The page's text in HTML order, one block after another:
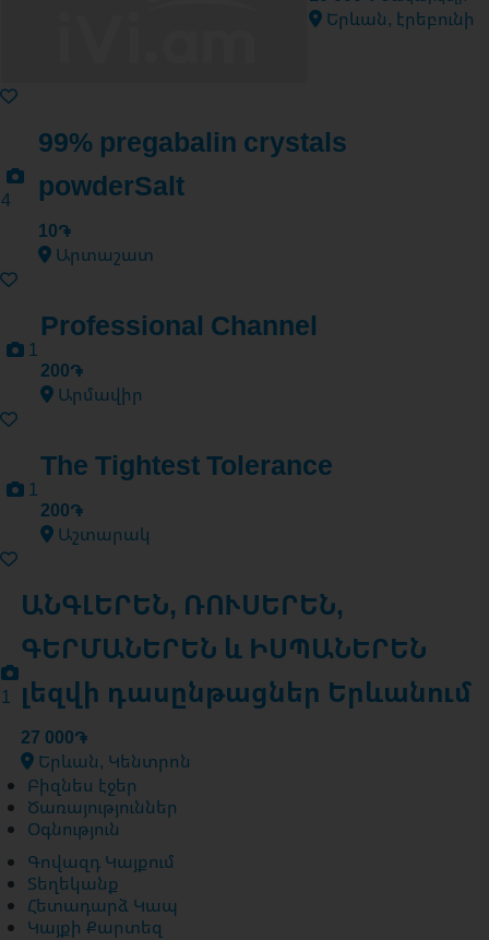
Երևան, էրեբունի
4
99% pregabalin crystals
powderSalt
10֏
Արտաշատ
1
Professional Channel
200֏
Արմավիր
1
The Tightest Tolerance
200֏
Աշտարակ
1
ԱՆԳԼԵՐԵՆ, ՌՈՒՍԵՐԵՆ,
ԳԵՐՄԱՆԵՐԵՆ և ԻՍՊԱՆԵՐԵՆ
լեզվի դասընթացներ Երևանում
27 000֏
Երևան, Կենտրոն
Բիզնես էջեր
Ծառայություններ
Օգնություն
Գովազդ Կայքում
Տեղեկանք
Հետադարձ Կապ
Կայքի Քարտեզ